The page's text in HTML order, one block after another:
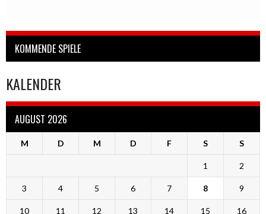
KOMMENDE SPIELE
KALENDER
AUGUST 2026
M D M D F S S
1 2
3 4 5 6 7 8 9
10 11 12 13 14 15 16